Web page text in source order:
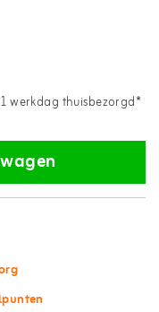
werkdag thuisbezorgd*